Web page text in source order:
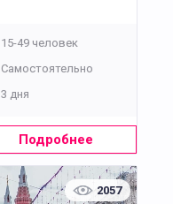
15-49 человек
Самостоятельно
3 дня
Подробнее
2057